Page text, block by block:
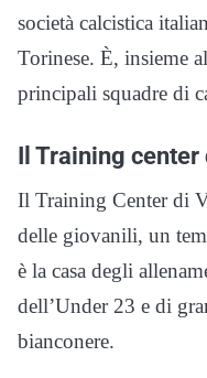
società calcistica
Torinese. È, insieme
principali squadre di
Il Training center
Il Training Center di
delle giovanili, un
è la casa degli
dell’Under 23 e di
bianconere.